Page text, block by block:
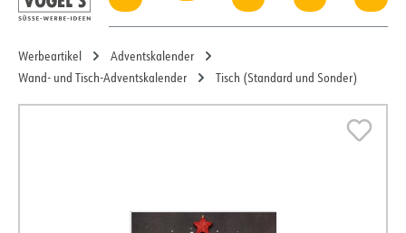
Werbeartikel
Adventskalender
Wand- und Tisch-Adventskalender
Tisch (Standard und Sonder)